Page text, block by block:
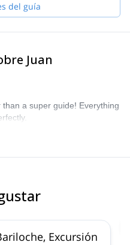
del guía
Juan
a super guide! Everything
Excursión